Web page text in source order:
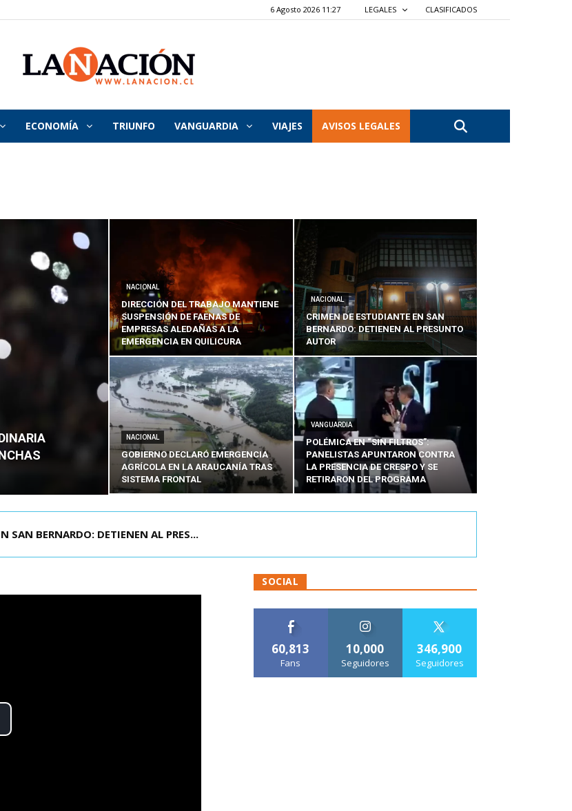
6 Agosto 2026 11:27 LEGALES CLASIFICADOS
La
Nación
ECONOMÍA TRIUNFO VANGUARDIA VIAJES AVISOS LEGALES
NACIONAL
DIRECCIÓN DEL TRABAJO MANTIENE
SUSPENSIÓN DE FAENAS DE
EMPRESAS ALEDAÑAS A LA
EMERGENCIA EN QUILICURA
NACIONAL
CRIMEN DE ESTUDIANTE EN SAN
BERNARDO: DETIENEN AL PRESUNTO
AUTOR
NACIONAL
GOBIERNO DECLARÓ EMERGENCIA
AGRÍCOLA EN LA ARAUCANÍA TRAS
SISTEMA FRONTAL
VANGUARDIA
POLÉMICA EN “SIN FILTROS”:
PANELISTAS APUNTARON CONTRA
LA PRESENCIA DE CRESPO Y SE
RETIRARON DEL PROGRAMA
SAN BERNARDO: DETIENEN AL PRES...
SOCIAL
60,813
Fans
10,000
Seguidores
346,900
Seguidores